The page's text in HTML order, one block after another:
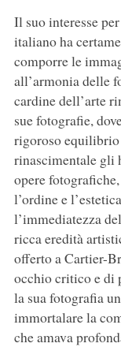
Il suo interesse
italiano ha
comporre le
all’armonia delle
cardine dell’arte
sue fotografie,
rigoroso equilibrio
rinascimentale gli
opere
l’ordine e
l’immediatezza
ricca eredità
offerto a Cartier-
occhio critico e di
la sua fotografia
immortalare la
che amava